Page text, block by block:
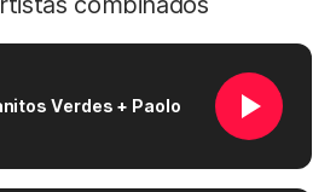
Verdes + Paolo